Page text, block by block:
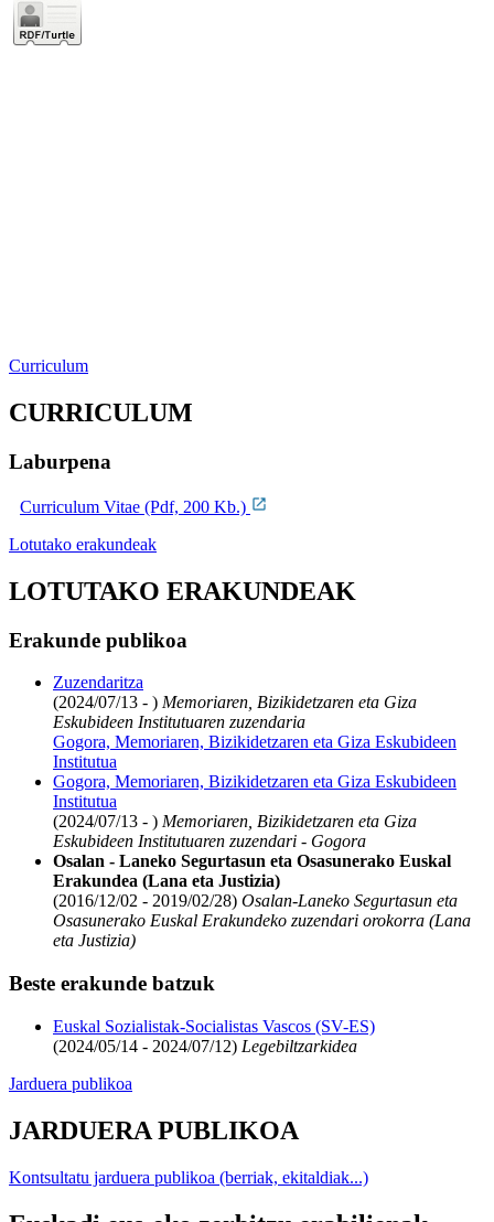
Curriculum
CURRICULUM
Laburpena
Curriculum Vitae (Pdf, 200 Kb.)
Lotutako erakundeak
LOTUTAKO ERAKUNDEAK
Erakunde publikoa
Zuzendaritza
(2024/07/13 - ) Memoriaren, Bizikidetzaren eta Giza
Eskubideen Institutuaren zuzendaria
Gogora, Memoriaren, Bizikidetzaren eta Giza Eskubideen
Institutua
Gogora, Memoriaren, Bizikidetzaren eta Giza Eskubideen
Institutua
(2024/07/13 - ) Memoriaren, Bizikidetzaren eta Giza
Eskubideen Institutuaren zuzendari - Gogora
Osalan - Laneko Segurtasun eta Osasunerako Euskal
Erakundea (Lana eta Justizia)
(2016/12/02 - 2019/02/28) Osalan-Laneko Segurtasun eta
Osasunerako Euskal Erakundeko zuzendari orokorra (Lana
eta Justizia)
Beste erakunde batzuk
Euskal Sozialistak-Socialistas Vascos (SV-ES)
(2024/05/14 - 2024/07/12) Legebiltzarkidea
Jarduera publikoa
JARDUERA PUBLIKOA
Kontsultatu jarduera publikoa (berriak, ekitaldiak...)